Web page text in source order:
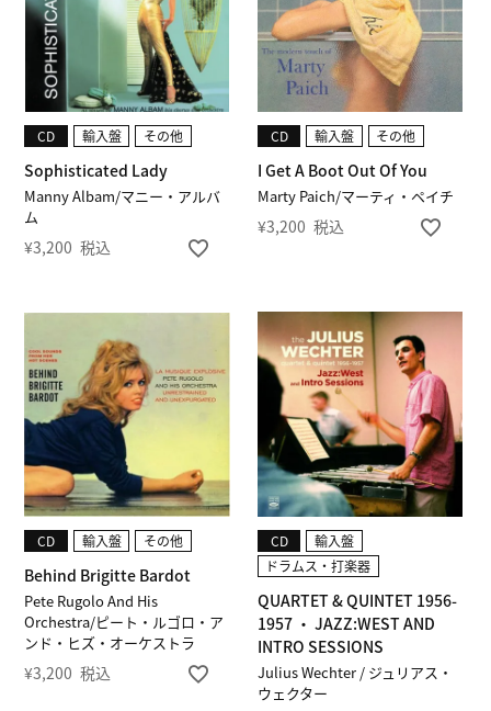
Manny Albam/マニー・アルバ
ム
Sophisticated Lady
CD 輸入盤 その他
¥3,200 税込
Marty Paich/マーティ・ペイチ
I Get A Boot Out Of You
CD 輸入盤 その他
¥3,200 税込
Pete Rugolo And His
Orchestra/ピート・ルゴロ・ア
ンド・ヒズ・オーケストラ
Behind Brigitte Bardot
CD 輸入盤 その他
¥3,200 税込
Julius Wechter / ジュリアス・
ウェクター
QUARTET & QUINTET 1956-
1957 ・ JAZZ:WEST AND
INTRO SESSIONS
CD
輸入盤
ドラムス・打楽器